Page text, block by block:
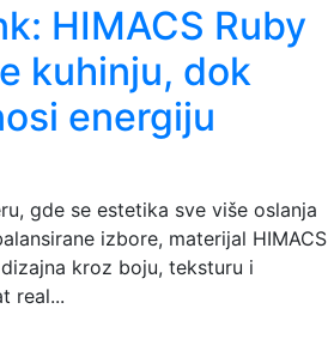
HIMACS Ruby
kuhinju, dok
energiju
gde se estetika sve više oslanja
izbore, materijal HIMACS
kroz boju, teksturu i
real...